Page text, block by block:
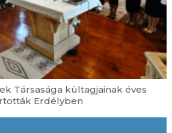
Társasága kültagjainak éves
Erdélyben